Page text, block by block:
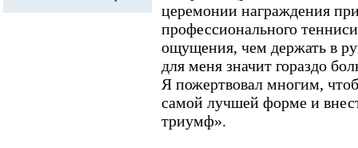
церемонии награждения
профессионального
ощущения, чем держать в
для меня значит гораздо
Я пожертвовал многим,
самой лучшей форме и
триумф».